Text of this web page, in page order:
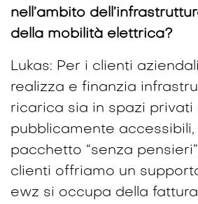
nell’ambito
della mobilità elettrica?
Lukas: Per i clienti
realizza e finanzia
ricarica sia in spazi privati
pubblicamente
pacchetto “senza
clienti offriamo un
ewz si occupa della